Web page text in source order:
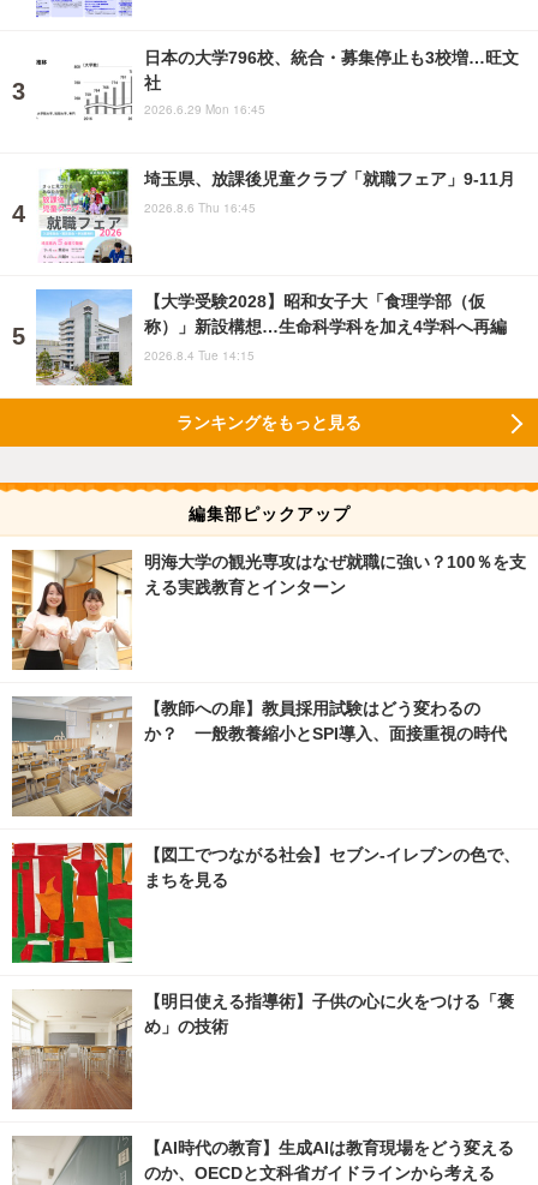
日本の大学796校、統合・募集停止も3校増…旺文
社
2026.6.29 Mon 16:45
埼玉県、放課後児童クラブ「就職フェア」9-11月
2026.8.6 Thu 16:45
【大学受験2028】昭和女子大「食理学部（仮
称）」新設構想…生命科学科を加え4学科へ再編
2026.8.4 Tue 14:15
ランキングをもっと見る
編集部ピックアップ
明海大学の観光専攻はなぜ就職に強い？100％を支
える実践教育とインターン
【教師への扉】教員採用試験はどう変わるの
か？ 一般教養縮小とSPI導入、面接重視の時代
【図工でつながる社会】セブン‐イレブンの色で、
まちを見る
【明日使える指導術】子供の心に火をつける「褒
め」の技術
【AI時代の教育】生成AIは教育現場をどう変える
のか、OECDと文科省ガイドラインから考える